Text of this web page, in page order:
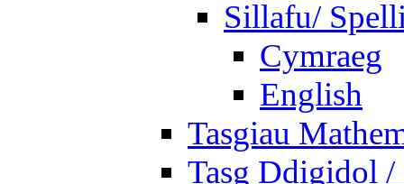
Sillafu/
Cymraeg
English
Tasgiau
Tasg Ddigidol